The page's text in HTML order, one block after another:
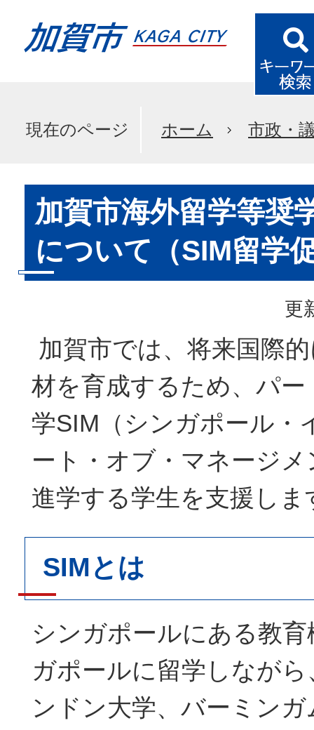
現在のページ ホーム 市政・
加賀市海外留学等奨
について（SIM留学
更
加賀市では、将来国際
材を育成するため、パ
学SIM（シンガポール・
ート・オブ・マネージ
進学する学生を支援しま
SIMとは
シンガポールにある教
ガポールに留学しなが
ンドン大学、バーミン